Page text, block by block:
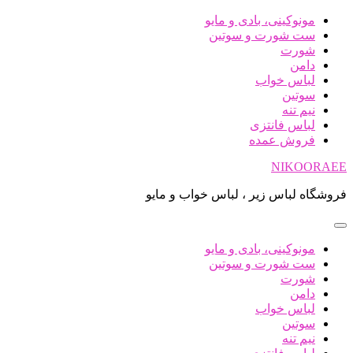
پرش
محتوا
مونوکینی، بادی و مایو
ست شورت و سوتین
شورت
دامن
لباس خواب
سوتین
نیم تنه
لباس فانتزی
فروش عمده
NIKOORAEE
فروشگاه لباس زیر ، لباس خواب و مایو
مونوکینی، بادی و مایو
ست شورت و سوتین
شورت
دامن
لباس خواب
سوتین
نیم تنه